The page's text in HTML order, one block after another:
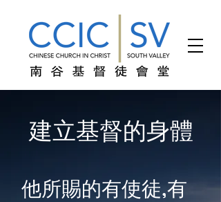
建立基督的身體
他所賜的有使徒,有